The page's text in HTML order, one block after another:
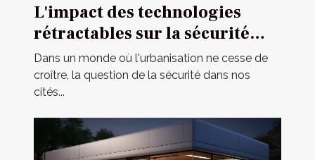
L'impact des technologies
rétractables sur la sécurité
urbaine
Dans un monde où l'urbanisation ne cesse de
croître, la question de la sécurité dans nos
cités...